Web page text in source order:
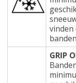
vinden
GRIP